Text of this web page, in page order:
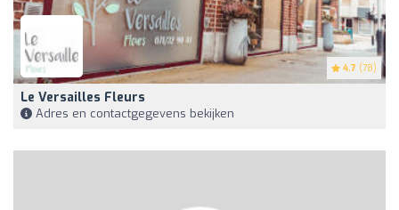
4.7 (78)
Le Versailles Fleurs
Adres en contactgegevens bekijken